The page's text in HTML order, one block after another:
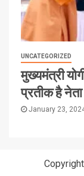
UNCATEGORIZED
मुख्यमंत्री
प्रतीक है
January 23,